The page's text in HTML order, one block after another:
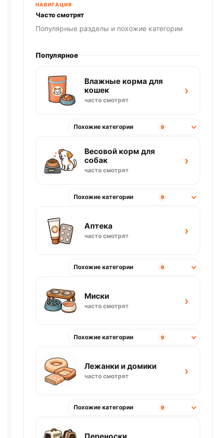
НАВИГАЦИЯ
Часто смотрят
Популярные разделы и похожие категории
Популярное
Влажные корма для
кошек
часто смотрят
›
Похожие категории 9
Весовой корм для
собак
часто смотрят
›
Похожие категории 9
Аптека
часто смотрят ›
Похожие категории 9
Миски
часто смотрят ›
Похожие категории 9
Лежанки и домики
часто смотрят ›
Похожие категории 9